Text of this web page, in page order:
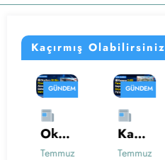
Kaçırmış Olabilirsiniz
GÜNDEM
İLANLARI
KAMU İŞ
İLANLARI
KAMU
PERSONEL
ALIMI
Okull
ara
Temmuz
GÜNDEM
İLANLARI
KAMU
PERSONEL
ALIMI
PERSONEL
ALIMI
Kam
uya
Temmuz